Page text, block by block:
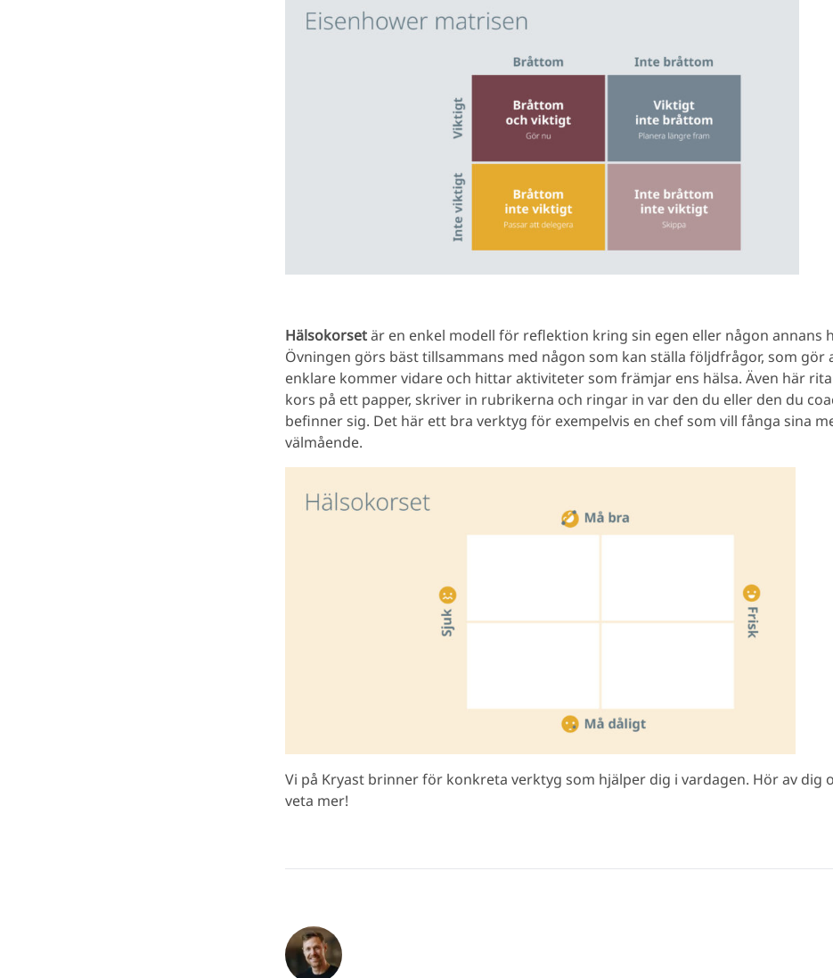
Hälsokorsetär en enkel modell för reflektion kring sin egen eller någon annans
Övningen görs bäst tillsammans med någon som kan ställa följdfrågor, som gör
enklare kommer vidare och hittar aktiviteter som främjar ens hälsa. Även här
kors på ett papper, skriver in rubrikerna och ringar in var den du eller den du
befinner sig. Det här ett bra verktyg för exempelvis en chef som vill fånga sina
välmående.
Vi på Kryast brinner för konkreta verktyg som hjälper dig i vardagen. Hör av dig
veta mer!